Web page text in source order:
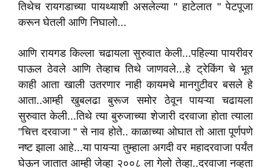
तिथेच रायगडाच्या पायथ्याशी असलेल्या " हाटेलात " पेटपूजा
करून घेतली आणि निघालो...
आणि रायगड किल्ला चढायला सुरुवात केली...पहिल्या पायरीवर
पाऊल ठेवले आणि तेव्हाच तिथे जाणवले...हे ट्रेकिंग चे भूत
काही आता खाली उतरणार नाही कायमचे मानगुटीवर बसले हे
आता..आम्ही खुबलढा बुरूज समोर ठेवून पायऱ्या चढायला
सुरुवात केली...तिथे त्या बुरुजाच्या शेजारी दरवाजा होता त्याला
"चित्त दरवाजा " से नाव होते.. काळाच्या ओघात तो आता पूर्णपणे
नष्ट झाला आहे...या पायऱ्या तुम्हाला अगदी वर महादरवाजा पर्यंत
घेऊन जातात आम्ही जेव्हा २००८ ला गेलो तेव्हा..दरवाजा नव्हता